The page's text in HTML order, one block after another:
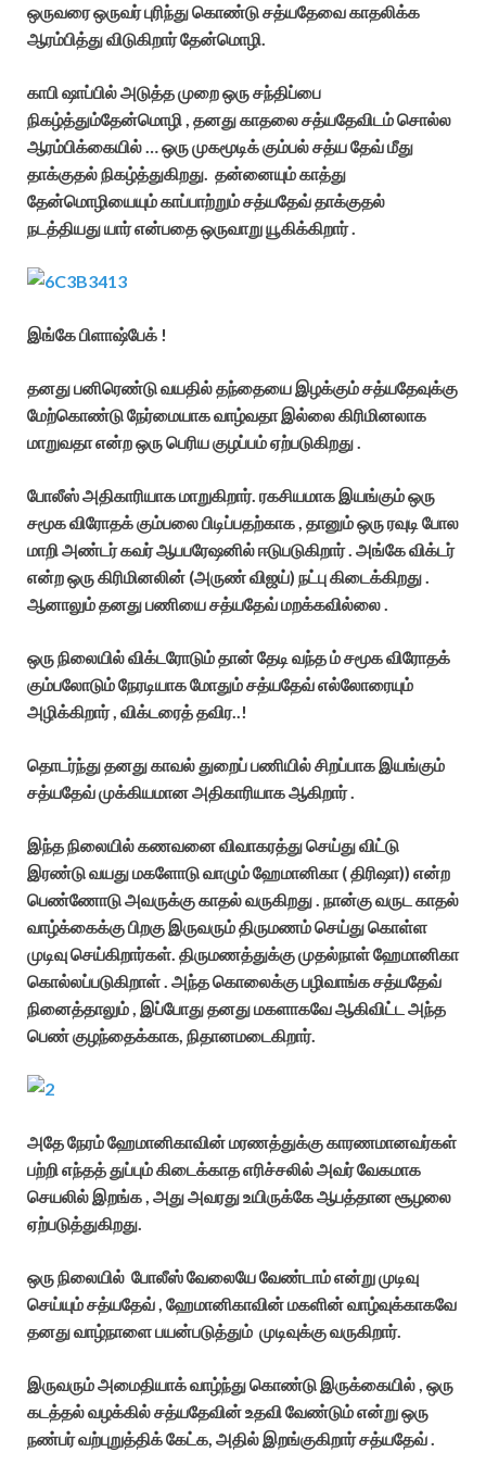
ஒருவரை ஒருவர் புரிந்து கொண்டு சத்யதேவை காதலிக்க
ஆரம்பித்து விடுகிறார் தேன்மொழி.
காபி ஷாப்பில் அடுத்த முறை ஒரு சந்திப்பை
நிகழ்த்தும்தேன்மொழி , தனது காதலை சத்யதேவிடம் சொல்ல
ஆரம்பிக்கையில் … ஒரு முகமூடிக் கும்பல் சத்ய தேவ் மீது
தாக்குதல் நிகழ்த்துகிறது. தன்னையும் காத்து
தேன்மொழியையும் காப்பாற்றும் சத்யதேவ் தாக்குதல்
நடத்தியது யார் என்பதை ஒருவாறு யூகிக்கிறார் .
இங்கே பிளாஷ்பேக் !
தனது பனிரெண்டு வயதில் தந்தையை இழக்கும் சத்யதேவுக்கு
மேற்கொண்டு நேர்மையாக வாழ்வதா இல்லை கிரிமினலாக
மாறுவதா என்ற ஒரு பெரிய குழப்பம் ஏற்படுகிறது .
போலீஸ் அதிகாரியாக மாறுகிறார். ரகசியமாக இயங்கும் ஒரு
சமூக விரோதக் கும்பலை பிடிப்பதற்காக , தானும் ஒரு ரவுடி போல
மாறி அண்டர் கவர் ஆபபரேஷனில் ஈடுபடுகிறார் . அங்கே விக்டர்
என்ற ஒரு கிரிமினலின் (அருண் விஜய்) நட்பு கிடைக்கிறது .
ஆனாலும் தனது பணியை சத்யதேவ் மறக்கவில்லை .
ஒரு நிலையில் விக்டரோடும் தான் தேடி வந்த ம் சமூக விரோதக்
கும்பலோடும் நேரடியாக மோதும் சத்யதேவ் எல்லோரையும்
அழிக்கிறார் , விக்டரைத் தவிர..!
தொடர்ந்து தனது காவல் துறைப் பணியில் சிறப்பாக இயங்கும்
சத்யதேவ் முக்கியமான அதிகாரியாக ஆகிறார் .
இந்த நிலையில் கணவனை விவாகரத்து செய்து விட்டு
இரண்டு வயது மகளோடு வாழும் ஹேமானிகா ( திரிஷா)) என்ற
பெண்ணோடு அவருக்கு காதல் வருகிறது . நான்கு வருட காதல்
வாழ்க்கைக்கு பிறகு இருவரும் திருமணம் செய்து கொள்ள
முடிவு செய்கிறார்கள். திருமணத்துக்கு முதல்நாள் ஹேமானிகா
கொல்லப்படுகிறாள் . அந்த கொலைக்கு பழிவாங்க சத்யதேவ்
நினைத்தாலும் , இப்போது தனது மகளாகவே ஆகிவிட்ட அந்த
பெண் குழந்தைக்காக, நிதானமடைகிறார்.
அதே நேரம் ஹேமானிகாவின் மரணத்துக்கு காரணமானவர்கள்
பற்றி எந்தத் துப்பும் கிடைக்காத எரிச்சலில் அவர் வேகமாக
செயலில் இறங்க , அது அவரது உயிருக்கே ஆபத்தான சூழலை
ஏற்படுத்துகிறது.
ஒரு நிலையில் போலீஸ் வேலையே வேண்டாம் என்று முடிவு
செய்யும் சத்யதேவ் , ஹேமானிகாவின் மகளின் வாழ்வுக்காகவே
தனது வாழ்நாளை பயன்படுத்தும் முடிவுக்கு வருகிறார்.
இருவரும் அமைதியாக் வாழ்ந்து கொண்டு இருக்கையில் , ஒரு
கடத்தல் வழக்கில் சத்யதேவின் உதவி வேண்டும் என்று ஒரு
நண்பர் வற்புறுத்திக் கேட்க, அதில் இறங்குகிறார் சத்யதேவ் .